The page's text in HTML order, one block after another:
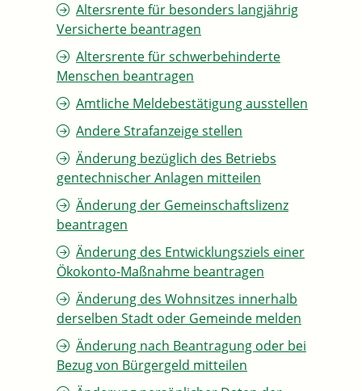
Altersrente für besonders langjährig
Versicherte beantragen
Altersrente für schwerbehinderte
Menschen beantragen
Amtliche Meldebestätigung ausstellen
Andere Strafanzeige stellen
Änderung bezüglich des Betriebs
gentechnischer Anlagen mitteilen
Änderung der Gemeinschaftslizenz
beantragen
Änderung des Entwicklungsziels einer
Ökokonto-Maßnahme beantragen
Änderung des Wohnsitzes innerhalb
derselben Stadt oder Gemeinde melden
Änderung nach Beantragung oder bei
Bezug von Bürgergeld mitteilen